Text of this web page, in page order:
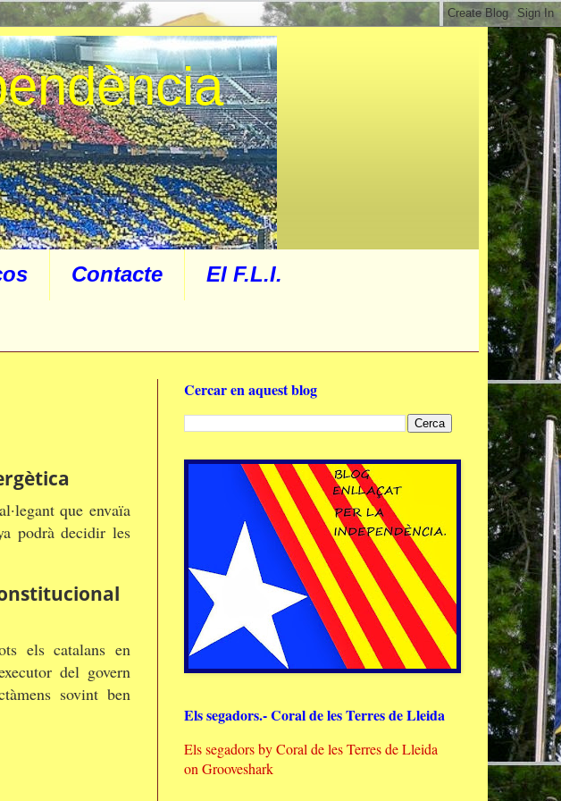
Contacte El F.L.I.
que envaïa
podrà decidir les
els catalans en
del govern
sovint ben
Cercar en aquest blog
Els segadors.- Coral de les Terres de Lleida
Els segadors by Coral de les Terres de Lleida
on Grooveshark